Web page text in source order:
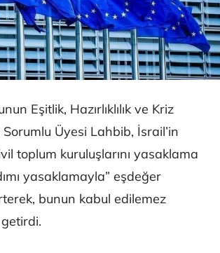
Eşitlik, Hazırlıklılık ve Kriz
Üyesi Lahbib, İsrail’in
toplum kuruluşlarını yasaklama
yasaklamayla” eşdeğer
bunun kabul edilemez